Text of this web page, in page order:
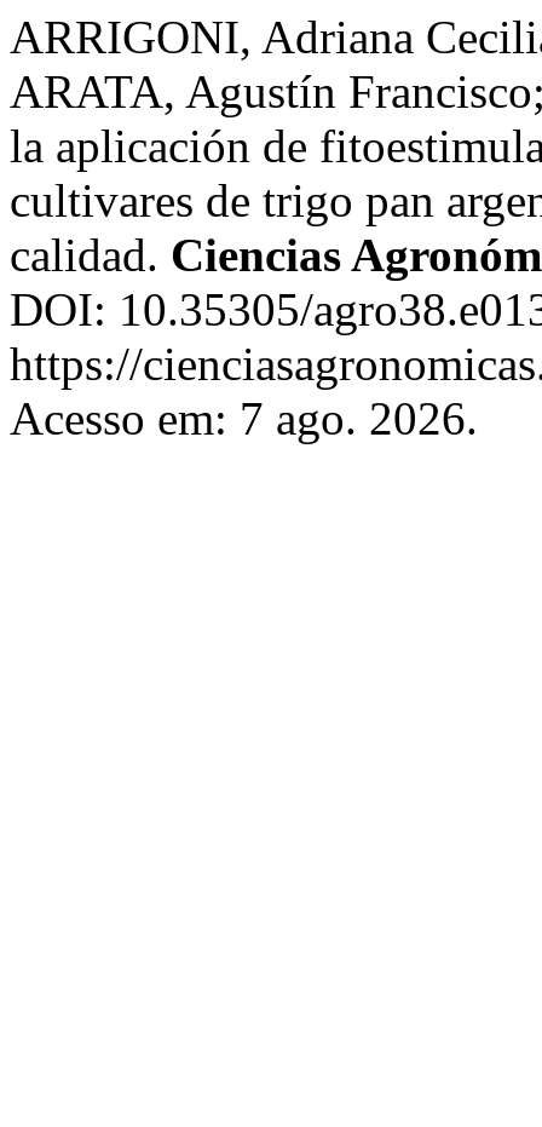
ARRIGONI, Adriana
ARATA, Agustín
la aplicación de
cultivares de trigo pan
calidad. Ciencias
DOI: 10.35305/
https://
Acesso em: 7 ago. 2026.